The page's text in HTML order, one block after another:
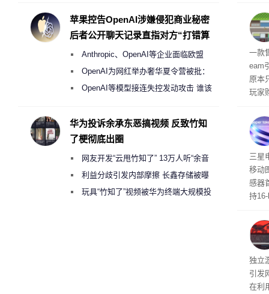
开
取“
的
全
一款
eam
原本
玩家
入
传
三星
移动
感器
持
文
独立
引发
在利
度
苹果控告OpenAI涉嫌侵犯商业秘密
后者公开聊天记录直指对方“打错算
Anthropic、OpenAI等企业面临欧盟
《人工智能法案》全新执法权限审查
OpenAI为网红举办奢华夏令营被批：
2000美元一晚 遭讽“反乌托邦”
OpenAI等模型接连失控发动攻击 谁该
华为投诉余承东恶搞视频 反致竹知
了梗彻底出圈
网友开发“云甩竹知了” 13万人听“余音
绕梁”利益分歧引发内部摩擦 长鑫存储被曝
曾将华为驻场工程师驱逐出研发基地
玩具“竹知了”视频被华为终端大规模投